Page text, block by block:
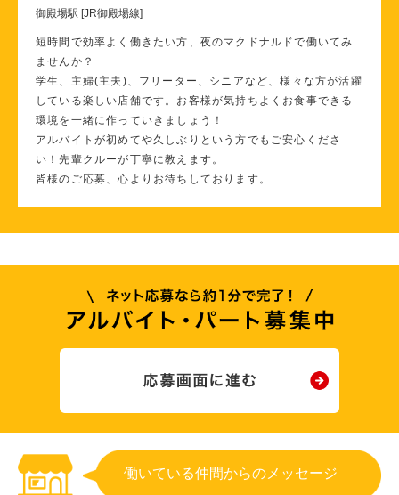
御殿場駅 [JR御殿場線]
短時間で効率よく働きたい方、夜のマクドナルドで働いてみ
ませんか？
学生、主婦(主夫)、フリーター、シニアなど、様々な方が活躍
している楽しい店舗です。お客様が気持ちよくお食事できる
環境を一緒に作っていきましょう！
アルバイトが初めてや久しぶりという方でもご安心くださ
い！先輩クルーが丁寧に教えます。
皆様のご応募、心よりお待ちしております。
働いている仲間からのメッセージ